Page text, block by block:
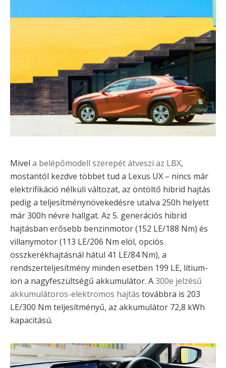
Mivel a belépőmodell szerepét átveszi az LBX,
mostantól kezdve többet tud a Lexus UX – nincs már
elektrifikáció nélküli változat, az öntöltő hibrid hajtás
pedig a teljesítménynövekedésre utalva 250h helyett
már 300h névre hallgat. Az 5. generációs hibrid
hajtásban erősebb benzinmotor (152 LE/188 Nm) és
villanymotor (113 LE/206 Nm elöl, opciós
összkerékhajtásnál hátul 41 LE/84 Nm), a
rendszerteljesítmény minden esetben 199 LE, lítium-
ion a nagyfeszültségű akkumulátor. A300e jelzésű
akkumulátoros-elektromos hajtás továbbra is 203
LE/300 Nm teljesítményű, az akkumulátor 72,8 kWh
kapacitású.